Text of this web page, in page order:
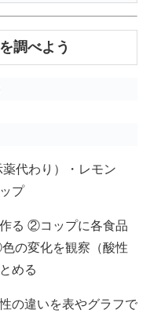
調べよう
代わり）・レモン
プ
る ②コップに各食品
の変化を観察（酸性
める
の違いを表やグラフで